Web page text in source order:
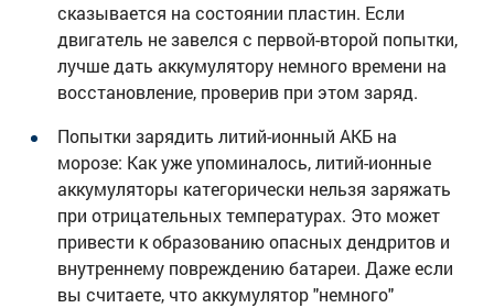
сказывается на состоянии пластин. Если
двигатель не завелся с первой-второй попытки,
лучше дать аккумулятору немного времени на
восстановление, проверив при этом заряд.
Попытки зарядить литий-ионный АКБ на
морозе: Как уже упоминалось, литий-ионные
аккумуляторы категорически нельзя заряжать
при отрицательных температурах. Это может
привести к образованию опасных дендритов и
внутреннему повреждению батареи. Даже если
вы считаете, что аккумулятор "немного"